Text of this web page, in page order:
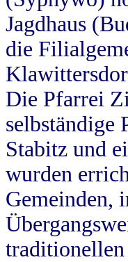
Jagdhaus
die
Die Pfarrei
Stabitz und
wurden
Gemeinden,